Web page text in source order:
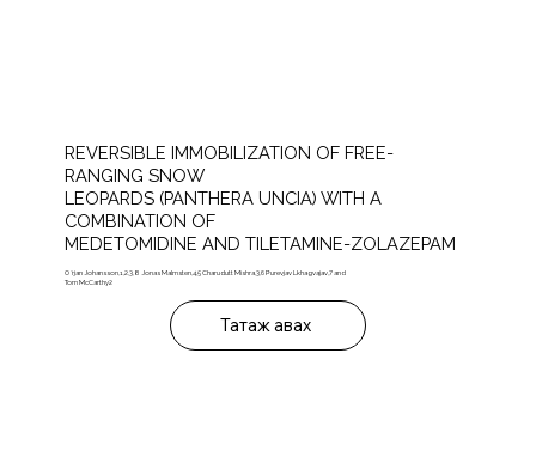
REVERSIBLE IMMOBILIZATION OF FREE-
RANGING SNOW
LEOPARDS (PANTHERA UNCIA) WITH A
COMBINATION OF
MEDETOMIDINE AND TILETAMINE-ZOLAZEPAM
O ̈ rjan Johansson,1,2,3,8 Jonas Malmsten,4,5 Charudutt Mishra,3,6 Purevjav Lkhagvajav,7 and
Tom McCarthy2
Татаж авах